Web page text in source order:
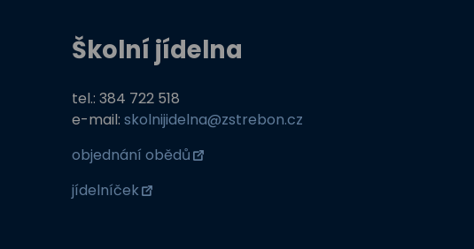
Školní jídelna
tel.: 384 722 518
e-mail:skolnijidelna@zstrebon.cz
objednání obědů
jídelníček